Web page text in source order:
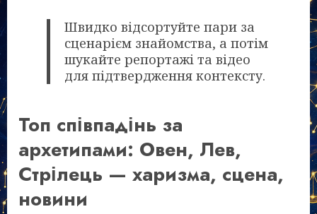
Швидко відсортуйте пари за
сценарієм знайомства, а потім
шукайте репортажі та відео
для підтвердження контексту.
Топ співпадінь за
архетипами: Овен, Лев,
Стрілець — харизма, сцена,
новини